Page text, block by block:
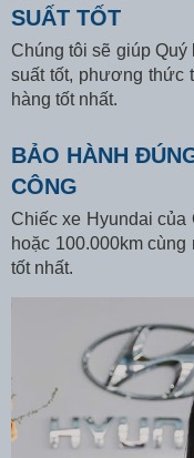
SUẤT TỐT
Chúng tôi sẽ giúp
suất tốt, phương thức
hàng tốt nhất.
BẢO HÀNH
CÔNG
Chiếc xe Hyundai
hoặc 100.000km
tốt nhất.